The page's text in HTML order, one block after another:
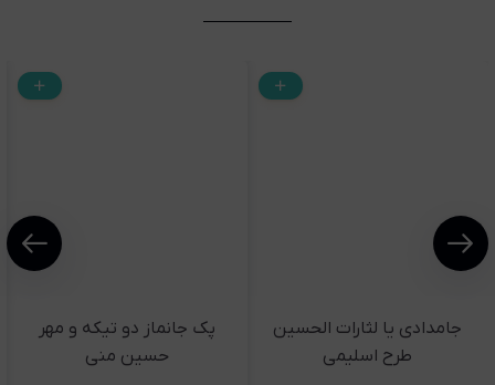
جامدادی یا لثارات الحسین
طرح اسلیمی
پک جانماز دو تیکه و مهر
حسین منی